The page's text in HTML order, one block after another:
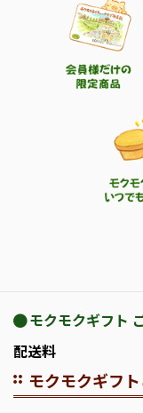
モクモクギフト
配送料
モクモクギフ